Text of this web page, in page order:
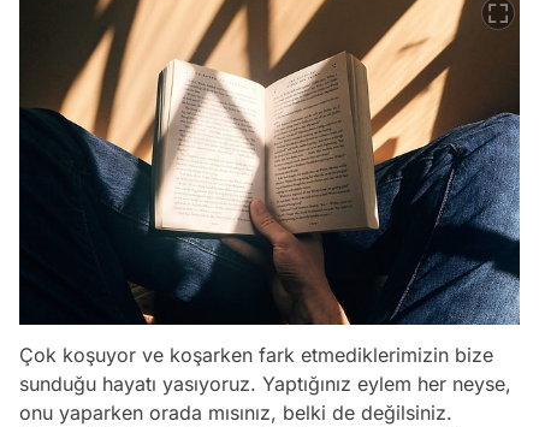
Çok koşuyor ve koşarken fark etmediklerimizin bize
sunduğu hayatı yasıyoruz. Yaptığınız eylem her neyse,
onu yaparken orada mısınız, belki de değilsiniz.